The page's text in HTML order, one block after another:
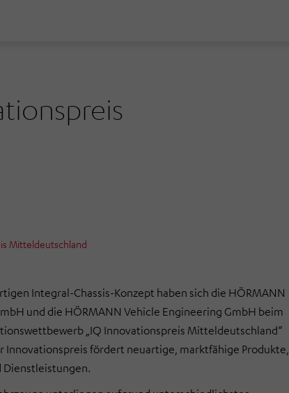
Mitteldeutschland
Integral-Chassis-Konzept haben sich die HÖRMANN
und die HÖRMANN Vehicle Engineering GmbH beim
„IQ Innovationspreis Mitteldeutschland“
Innovationspreis fördert neuartige, marktfähige Produkte,
Dienstleistungen.